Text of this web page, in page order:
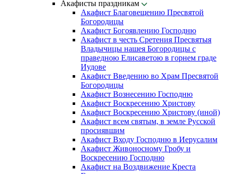
Акафисты праздникам
Акафист Благовещению Пресвятой
Богородицы
Акафист Богоявлению Господню
Акафист в честь Сретения Пресвятыя
Владычицы нашея Богородицы с
праведною Елисаветою в горнем граде
Иудове
Акафист Введению во Храм Пресвятой
Богородицы
Акафист Вознесению Господню
Акафист Воскресению Христову
Акафист Воскресению Христову (иной)
Акафист всем святым, в земле Русской
просиявшим
Акафист Входу Господню в Иерусалим
Акафист Живоносному Гробу и
Воскресению Господню
Акафист на Воздвижение Креста